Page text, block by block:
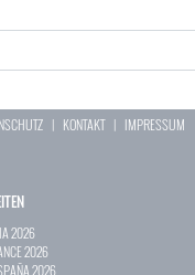
| KONTAKT| IMPRESSUM
2026
2026
2026